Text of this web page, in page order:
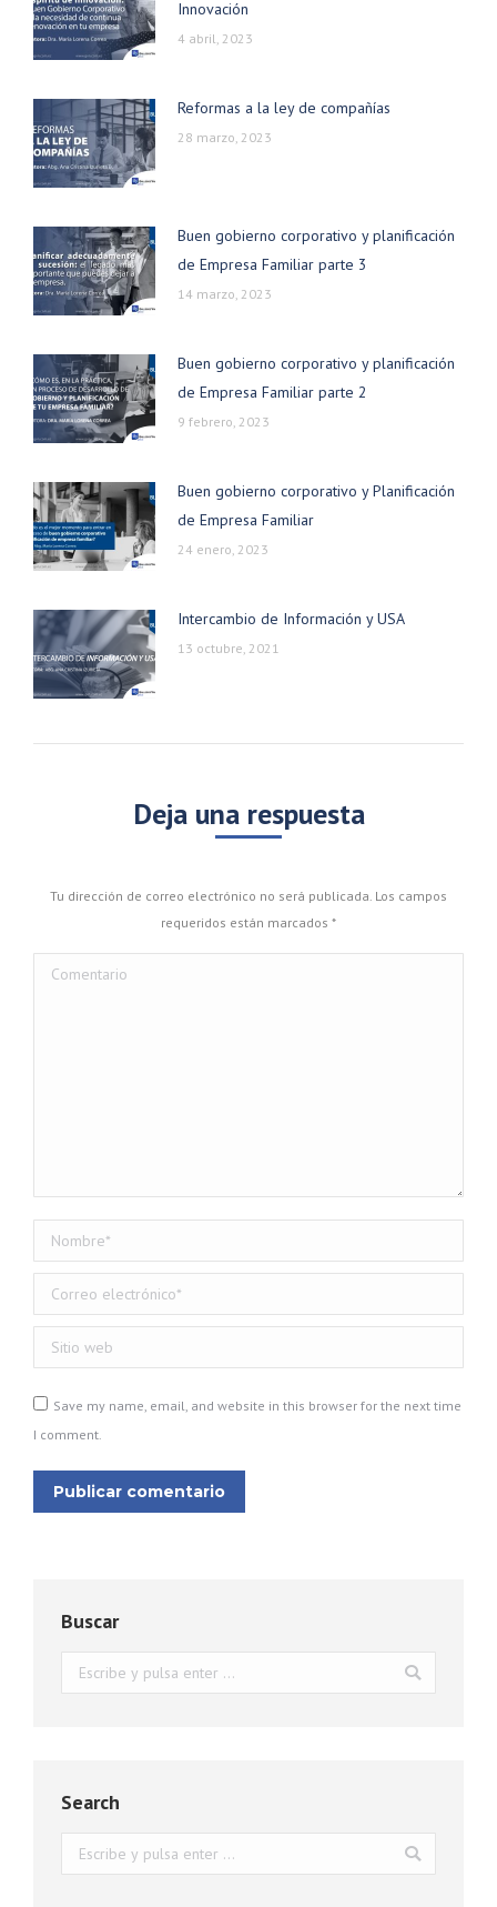
Innovación
4 abril, 2023
Reformas a la ley de compañías
28 marzo, 2023
Buen gobierno corporativo y planificación
de Empresa Familiar parte 3
14 marzo, 2023
Buen gobierno corporativo y planificación
de Empresa Familiar parte 2
9 febrero, 2023
Buen gobierno corporativo y Planificación
de Empresa Familiar
24 enero, 2023
Intercambio de Información y USA
13 octubre, 2021
Deja una respuesta
Tu dirección de correo electrónico no será publicada. Los campos
requeridos están marcados *
Comentario
Nombre *
Correo electrónico *
Sitio web
Save my name, email, and website in this browser for the next time
I comment.
Publicar comentario
Buscar
Buscar:
Search
Buscar: